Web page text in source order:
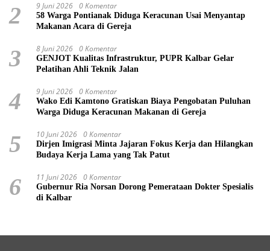
2 9 Juni 2026 0 Komentar
58 Warga Pontianak Diduga Keracunan Usai Menyantap
Makanan Acara di Gereja
3 8 Juni 2026 0 Komentar
GENJOT Kualitas Infrastruktur, PUPR Kalbar Gelar
Pelatihan Ahli Teknik Jalan
4 9 Juni 2026 0 Komentar
Wako Edi Kamtono Gratiskan Biaya Pengobatan Puluhan
Warga Diduga Keracunan Makanan di Gereja
5 10 Juni 2026 0 Komentar
Dirjen Imigrasi Minta Jajaran Fokus Kerja dan Hilangkan
Budaya Kerja Lama yang Tak Patut
6 11 Juni 2026 0 Komentar
Gubernur Ria Norsan Dorong Pemerataan Dokter Spesialis
di Kalbar